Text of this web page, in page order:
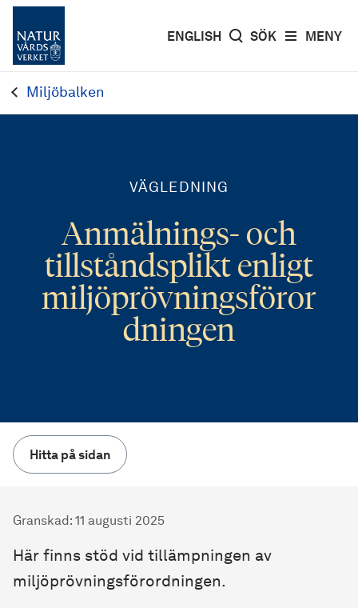
MENY
ENGLISH SÖK
Miljöbalken
VÄGLEDNING
Anmälnings- och
tillståndsplikt enligt
miljöprövningsföror
dningen
Hitta på sidan
Granskad : 11 augusti 2025
Här finns stöd vid tillämpningen av
miljöprövningsförordningen.